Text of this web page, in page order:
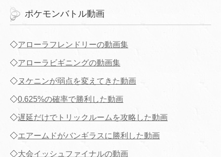
ポケモンバトル動画
◇アローラフレンドリーの動画集
◇アローラビギニングの動画集
◇ヌケニンが弱点を変えてきた動画
◇0.625%の確率で勝利した動画
◇遅延だけでトリックルームを攻略した動画
◇エアームドがバンギラスに勝利した動画
◇大会イッシュファイナルの動画